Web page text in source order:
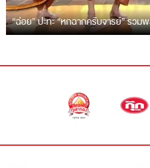
“ฉ่อย” ปะทะ “หกฉากครับจารย์” รวม